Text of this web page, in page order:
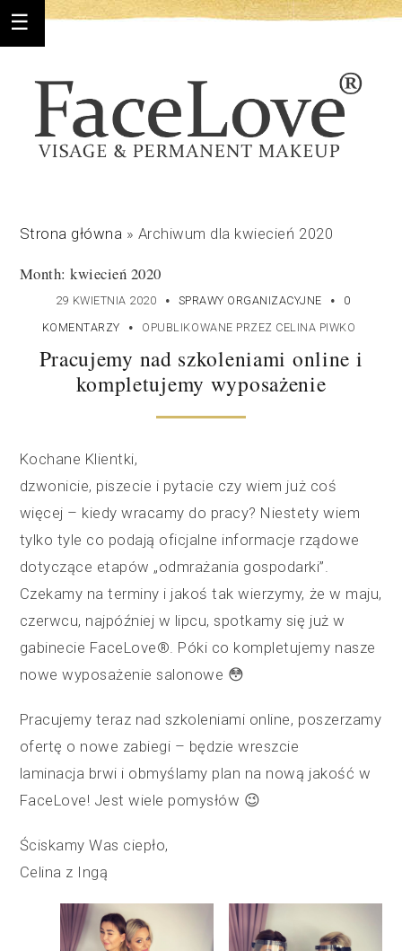
Strona główna » Archiwum dla kwiecień 2020
Month: kwiecień 2020
29 KWIETNIA 2020 · SPRAWY ORGANIZACYJNE ·
0
KOMENTARZY
· OPUBLIKOWANE PRZEZ CELINA PIWKO
Pracujemy nad szkoleniami online i
kompletujemy wyposażenie
Kochane Klientki,
dzwonicie, piszecie i pytacie czy wiem już coś
więcej – kiedy wracamy do pracy? Niestety wiem
tylko tyle co podają oficjalne informacje rządowe
dotyczące etapów „odmrażania gospodarki”.
Czekamy na terminy i jakoś tak wierzymy, że w maju,
czerwcu, najpóźniej w lipcu, spotkamy się już w
gabinecie FaceLove®. Póki co kompletujemy nasze
nowe wyposażenie salonowe 😳
Pracujemy teraz nad szkoleniami online, poszerzamy
ofertę o nowe zabiegi – będzie wreszcie
laminacja brwi i obmyślamy plan na nową jakość w
FaceLove! Jest wiele pomysłów 😉
Ściskamy Was ciepło,
Celina z Ingą